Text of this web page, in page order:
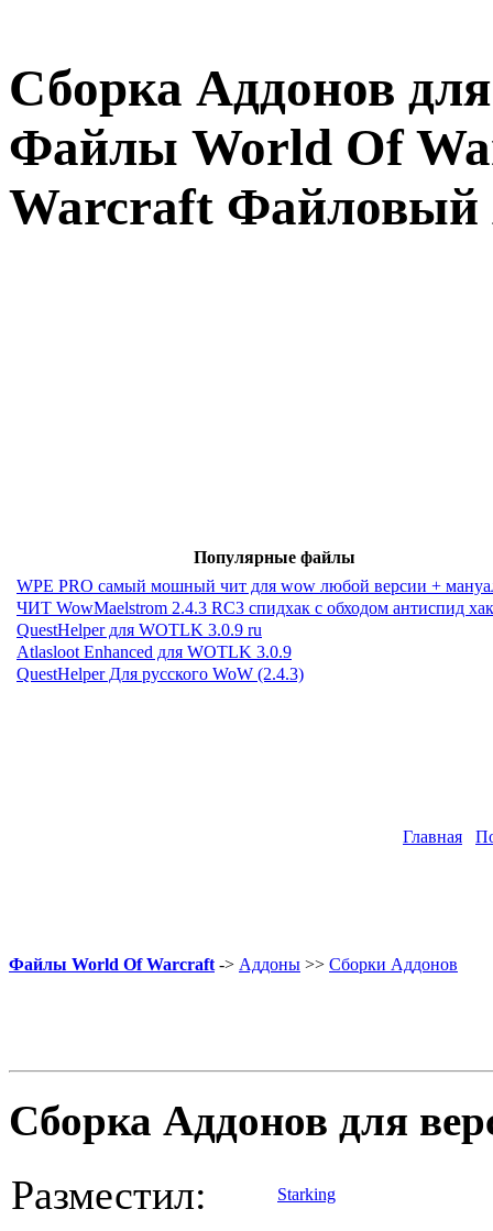
Сборка Аддонов
Файлы World Of
Warcraft Файловый
Популярные файлы
WPE PRO самый мошный чит для wow любой версии +
ЧИТ WowMaelstrom 2.4.3 RC3 спидхак с обходом антиспид
QuestHelper для WOTLK 3.0.9 ru
Atlasloot Enhanced для WOTLK 3.0.9
QuestHelper Для русского WoW (2.4.3)
Главная
Файлы World Of Warcraft -> Аддоны >> Сборки Аддонов
Сборка Аддонов для
Разместил: Starking